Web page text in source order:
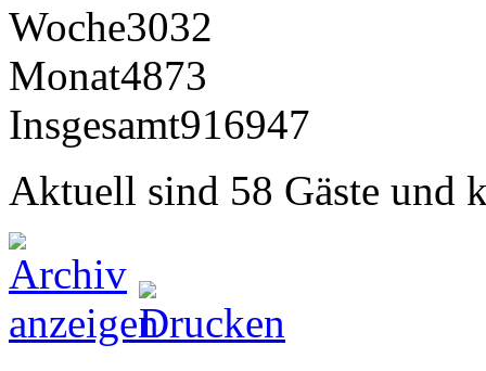
Woche3032
Monat4873
Insgesamt916947
Aktuell sind 58 Gäste und